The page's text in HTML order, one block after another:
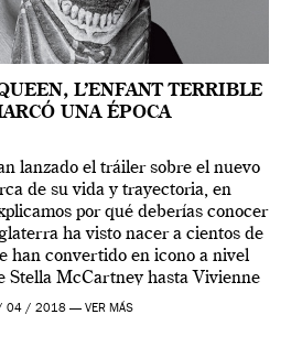
L’ENFANT TERRIBLE
UNA ÉPOCA
lanzado el tráiler sobre el nuevo
de su vida y trayectoria, en
por qué deberías conocer
ha visto nacer a cientos de
han convertido en icono a nivel
Stella McCartney hasta Vivienne
pasando […]
04 / 2018 — VER MÁS